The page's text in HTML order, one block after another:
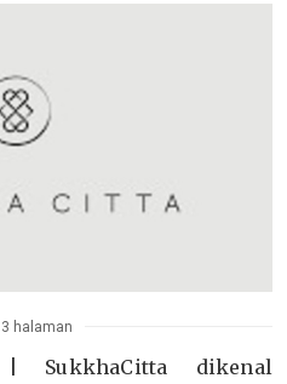
halaman
| SukkhaCitta dikenal